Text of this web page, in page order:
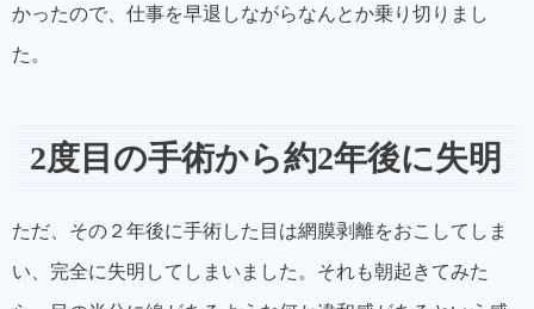
かったので、仕事を早退しながらなんとか乗り切りまし
た。
2度目の手術から約2年後に失明
ただ、その２年後に手術した目は網膜剥離をおこしてしま
い、完全に失明してしまいました。それも朝起きてみた